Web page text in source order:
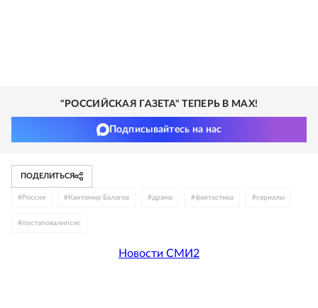
"РОССИЙСКАЯ ГАЗЕТА" ТЕПЕРЬ В MAX!
Подписывайтесь на нас
ПОДЕЛИТЬСЯ
# Россия # Кантемир Балагов # драма #фантастика #сериалы
#постапокалипсис
Новости СМИ2